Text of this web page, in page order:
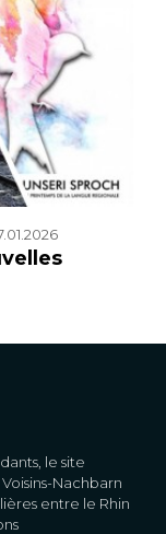
le site
Nachbarn
entre le Rhin